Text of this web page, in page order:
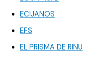
ECIJANOS
EFS
EL PRISMA DE RINU